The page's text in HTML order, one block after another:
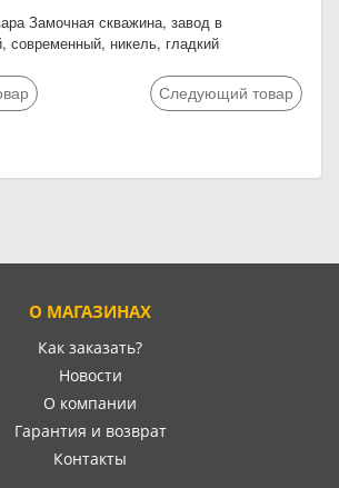
Замочная скважина, завод в
современный, никель, гладкий
Следующий товар
О МАГАЗИНАХ
Как заказать?
Новости
О компании
Гарантия и возврат
Контакты